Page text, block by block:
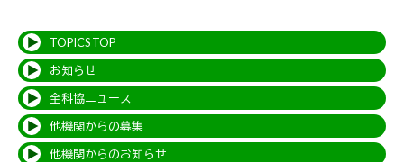
TOPICS TOP
お知らせ
全科協ニュース
他機関からの募集
他機関からのお知らせ